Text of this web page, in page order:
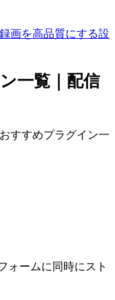
画を高品質にする設
一覧｜配信
すすめプラグイン一
ォームに同時にスト